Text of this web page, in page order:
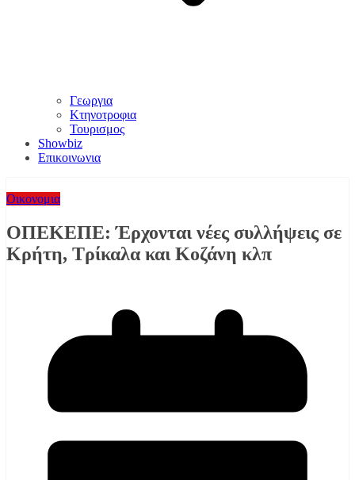
Γεωργια
Κτηνοτροφια
Τουρισμος
Showbiz
Επικοινωνια
Οικονομια
ΟΠΕΚΕΠΕ: Έρχονται νέες συλλήψεις σε
Κρήτη, Τρίκαλα και Κοζάνη κλπ